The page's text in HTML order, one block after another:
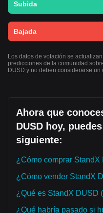
Subida
Bajada
Los datos de votación se
predicciones de la comunidad
DUSD y no deben considerarse
Ahora que
DUSD hoy,
siguiente:
¿Cómo comprar
¿Cómo vender StandX
¿Qué es StandX DUSD
¿Qué habría pasado si